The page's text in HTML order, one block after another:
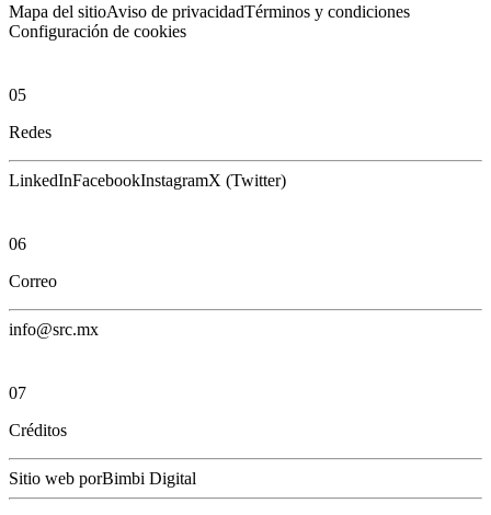
Mapa del sitioAviso de privacidadTérminos y condiciones
Configuración de cookies
05
Redes
LinkedInFacebookInstagramX (Twitter)
06
Correo
info@src.mx
07
Créditos
Sitio web porBimbi Digital